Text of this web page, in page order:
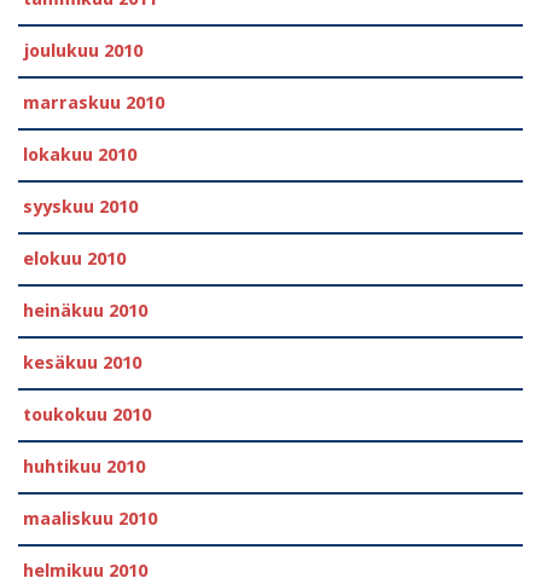
joulukuu 2010
marraskuu 2010
lokakuu 2010
syyskuu 2010
elokuu 2010
heinäkuu 2010
kesäkuu 2010
toukokuu 2010
huhtikuu 2010
maaliskuu 2010
helmikuu 2010